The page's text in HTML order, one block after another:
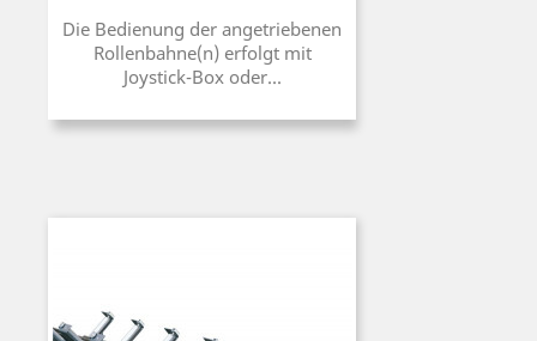
Die Bedienung der angetriebenen
Rollenbahne(n) erfolgt mit
Joystick-Box oder...